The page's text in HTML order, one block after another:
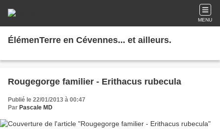
MENU
ÉlémenTerre en Cévennes... et ailleurs.
Rougegorge familier - Erithacus rubecula
Publié le 22/01/2013 à 00:47
Par Pascale MD